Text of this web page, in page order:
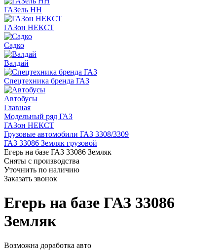
ГАЗель НН
ГАЗон НЕКСТ
Садко
Валдай
Спецтехника бренда ГАЗ
Автобусы
Главная
Модельный ряд ГАЗ
ГАЗон НЕКСТ
Грузовые автомобили ГАЗ 3308/3309
ГАЗ 33086 Земляк грузовой
Егерь на базе ГАЗ 33086 Земляк
Сняты с производства
Уточнить по наличию
Заказать звонок
Егерь на базе ГАЗ 33086
Земляк
Возможна доработка авто